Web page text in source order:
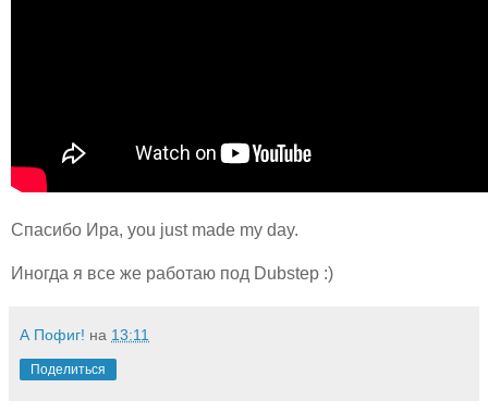
Спасибо Ира, you just made my day.
Иногда я все же работаю под Dubstep :)
А Пофиг! на 13:11
Поделиться